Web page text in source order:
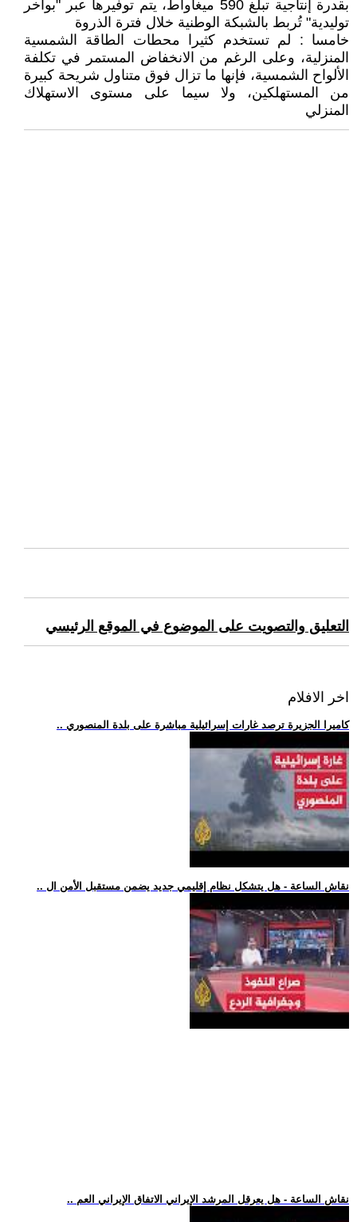
بقدرة إنتاجية تبلغ 590 ميغاواط، يتم توفيرها عبر "بواخر
توليدية" تُربط بالشبكة الوطنية خلال فترة الذروة
خامسا : لم تستخدم كثيرا محطات الطاقة الشمسية
المنزلية، وعلى الرغم من الانخفاض المستمر في تكلفة
الألواح الشمسية، فإنها ما تزال فوق متناول شريحة كبيرة
من المستهلكين، ولا سيما على مستوى الاستهلاك
المنزلي
التعليق والتصويت على الموضوع في الموقع الرئيسي
اخر الافلام
.. كاميرا الجزيرة ترصد غارات إسرائيلية مباشرة على بلدة المنصوري
.. نقاش الساعة - هل يتشكل نظام إقليمي جديد يضمن مستقبل الأمن ال
.. نقاش الساعة - هل يعرقل المرشد الإيراني الاتفاق الإيراني العم